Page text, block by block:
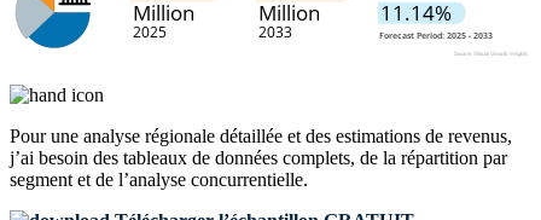
Pour une analyse régionale détaillée et des estimations de revenus,
j’ai besoin des tableaux de données complets, de la répartition par
segment et de l’analyse concurrentielle.